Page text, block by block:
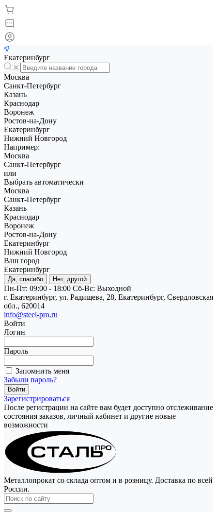
Екатеринбург
Москва
Санкт-Петербург
Казань
Краснодар
Воронеж
Ростов-на-Дону
Екатеринбург
Нижний Новгород
Например:
Москва
Санкт-Петербург
или
Выбрать автоматически
Москва
Санкт-Петербург
Казань
Краснодар
Воронеж
Ростов-на-Дону
Екатеринбург
Нижний Новгород
Ваш город
Екатеринбург
Да, спасибо Нет, другой
Пн-Пт: 09:00 - 18:00 Cб-Вс: Выходной
г. Екатеринбург, ул. Радищева, 28, Екатеринбург, Свердловская
обл., 620014
info@steel-pro.ru
Войти
Логин
Пароль
Запомнить меня
Забыли пароль?
Зарегистрироваться
После регистрации на сайте вам будет доступно отслеживание
состояния заказов, личный кабинет и другие новые
возможности
Металлопрокат со склада оптом и в розницу. Доставка по всей
России.